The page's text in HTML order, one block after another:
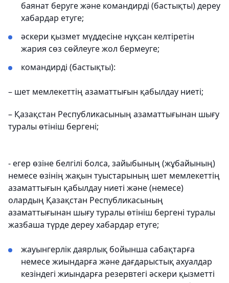
баянат беруге және командирді (бастықты) дереу
хабардар етуге;
әскери қызмет мүддесiне нұқсан келтiретiн
жария сөз сөйлеуге жол бермеуге;
командирді (бастықты):
– шет мемлекеттің азаматтығын қабылдау ниеті;
– Қазақстан Республикасының азаматтығынан шығу
туралы өтініш бергені;
- егер өзіне белгілі болса, зайыбының (жұбайының)
немесе өзінің жақын туыстарының шет мемлекеттің
азаматтығын қабылдау ниеті және (немесе)
олардың Қазақстан Республикасының
азаматтығынан шығу туралы өтініш бергені туралы
жазбаша түрде дереу хабардар етуге;
жауынгерлік даярлық бойынша сабақтарға
немесе жиындарға және дағдарыстық ахуалдар
кезіндегі жиындарға резервтегі әскери қызметті